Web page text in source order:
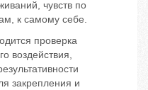
чувств по
к самому себе.
проверка
воздействия,
закрепления и